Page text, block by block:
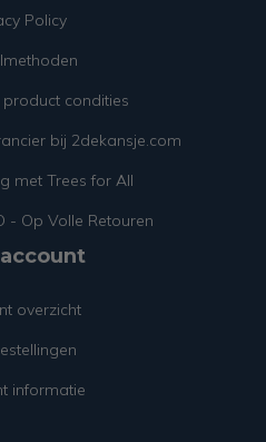
Policy
condities
bij 2dekansje.com
met Trees for All
- Op Volle Retouren
overzicht
informatie